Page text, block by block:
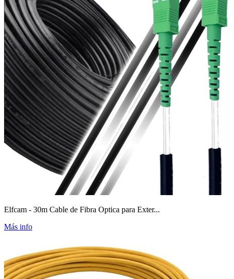
Elfcam - 30m Cable de Fibra Optica para Exter...
Más info